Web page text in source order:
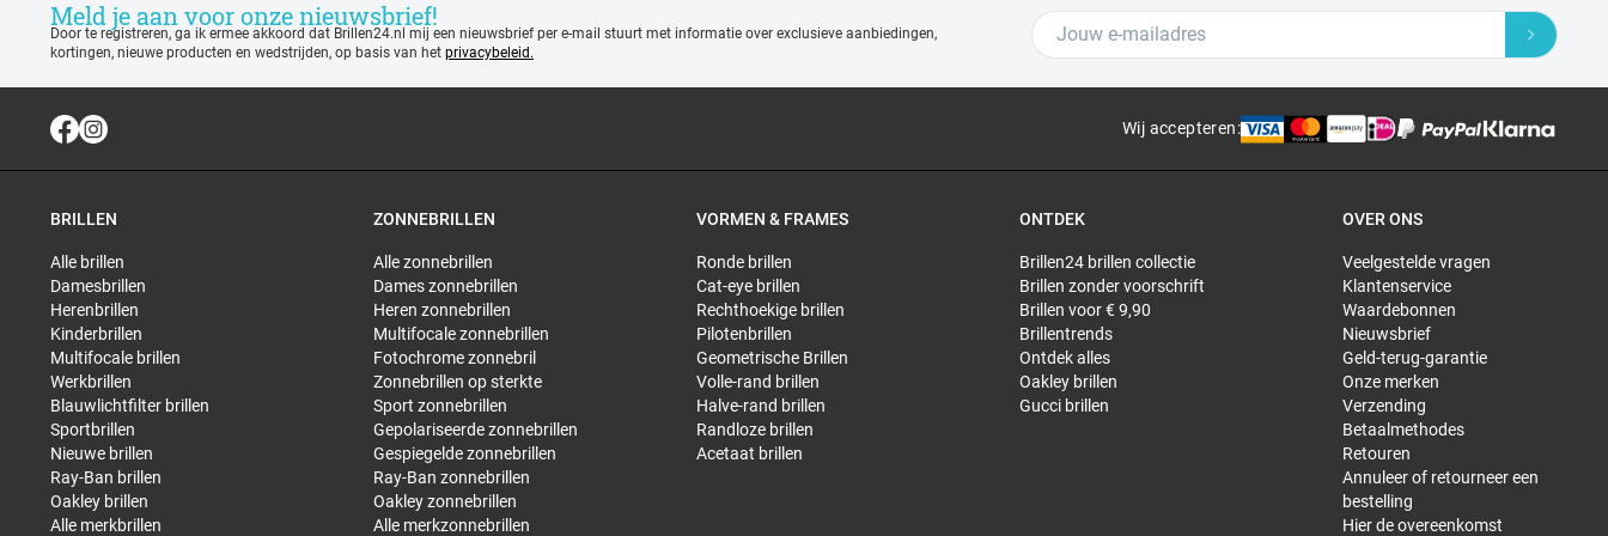
Meld je aan voor onze nieuwsbrief!
Door te registreren, ga ik ermee akkoord dat Brillen24.nl mij een nieuwsbrief per e-mail stuurt met informatie over exclusieve aanbiedingen,
kortingen, nieuwe producten en wedstrijden, op basis van het privacybeleid.
Wij accepteren:
BRILLEN
Alle brillen
Damesbrillen
Herenbrillen
Kinderbrillen
Multifocale brillen
Werkbrillen
Blauwlichtfilter brillen
Sportbrillen
Nieuwe brillen
Ray-Ban brillen
Oakley brillen
Alle merkbrillen
ZONNEBRILLEN
Alle zonnebrillen
Dames zonnebrillen
Heren zonnebrillen
Multifocale zonnebrillen
Fotochrome zonnebril
Zonnebrillen op sterkte
Sport zonnebrillen
Gepolariseerde zonnebrillen
Gespiegelde zonnebrillen
Ray-Ban zonnebrillen
Oakley zonnebrillen
Alle merkzonnebrillen
VORMEN & FRAMES
Ronde brillen
Cat-eye brillen
Rechthoekige brillen
Pilotenbrillen
Geometrische Brillen
Volle-rand brillen
Halve-rand brillen
Randloze brillen
Acetaat brillen
ONTDEK
Brillen24 brillen collectie
Brillen zonder voorschrift
Brillen voor € 9,90
Brillentrends
Ontdek alles
Oakley brillen
Gucci brillen
OVER ONS
Veelgestelde vragen
Klantenservice
Waardebonnen
Nieuwsbrief
Geld-terug-garantie
Onze merken
Verzending
Betaalmethodes
Retouren
Annuleer of retourneer een
bestelling
Hier de overeenkomst